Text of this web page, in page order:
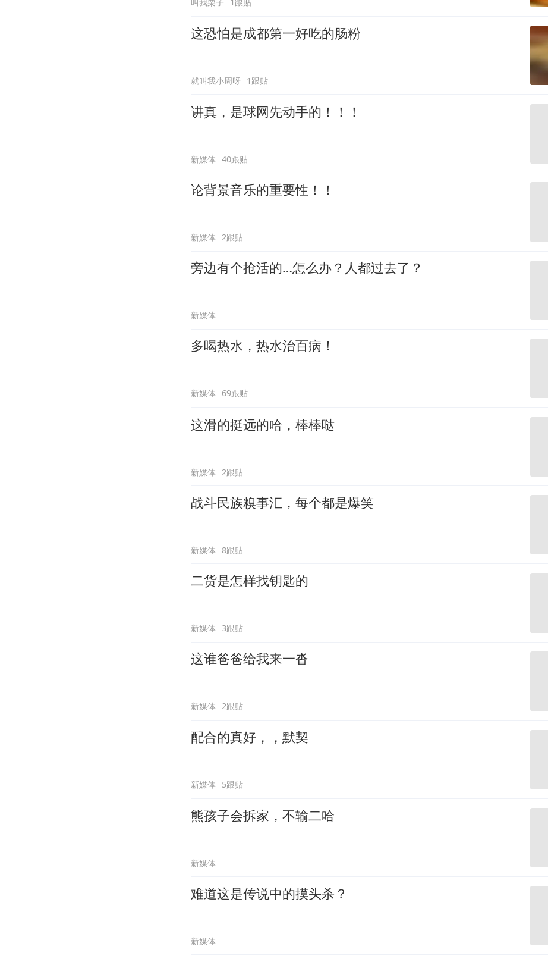
叫我栗子 1跟贴
这恐怕是成都第一好吃的肠粉
就叫我小周呀 1跟贴
讲真，是球网先动手的！！！
新媒体 40跟贴
论背景音乐的重要性！！
新媒体 2跟贴
旁边有个抢活的…怎么办？人都过去了？
新媒体
多喝热水，热水治百病！
新媒体 69跟贴
这滑的挺远的哈，棒棒哒
新媒体 2跟贴
战斗民族糗事汇，每个都是爆笑
新媒体 8跟贴
二货是怎样找钥匙的
新媒体 3跟贴
这谁爸爸给我来一沓
新媒体 2跟贴
配合的真好，，默契
新媒体 5跟贴
熊孩子会拆家，不输二哈
新媒体
难道这是传说中的摸头杀？
新媒体